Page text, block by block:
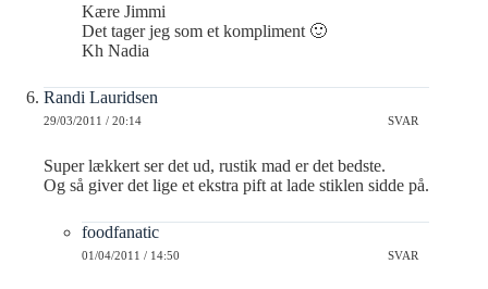
Kære Jimmi
Det tager jeg som et kompliment 🙂
Kh Nadia
Randi Lauridsen
29/03/2011 / 20:14 SVAR
Super lækkert ser det ud, rustik mad er det bedste.
Og så giver det lige et ekstra pift at lade stiklen sidde på.
foodfanatic
01/04/2011 / 14:50 SVAR